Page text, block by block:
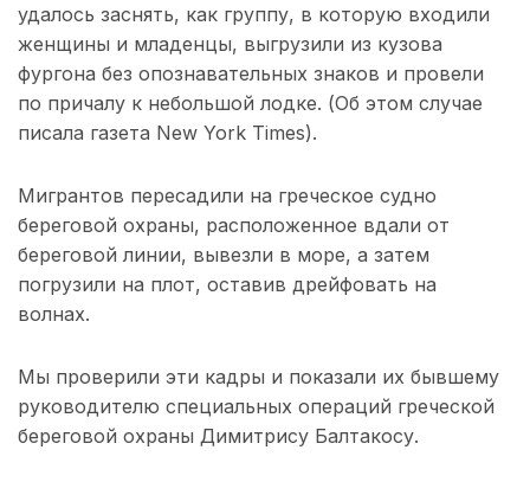
удалось заснять, как группу, в которую входили
женщины и младенцы, выгрузили из кузова
фургона без опознавательных знаков и провели
по причалу к небольшой лодке. (Об этом случае
писала газета New York Times).
Мигрантов пересадили на греческое судно
береговой охраны, расположенное вдали от
береговой линии, вывезли в море, а затем
погрузили на плот, оставив дрейфовать на
волнах.
Мы проверили эти кадры и показали их бывшему
руководителю специальных операций греческой
береговой охраны Димитрису Балтакосу.